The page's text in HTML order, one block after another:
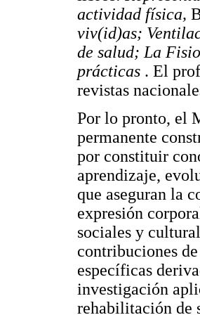
actividad física,
viv(id)as;
de salud; La
prácticas . El
revistas
Por lo pronto, el
permanente
por constituir
aprendizaje,
que aseguran la
expresión
sociales y
contribuciones
específicas
investigación
rehabilitación de